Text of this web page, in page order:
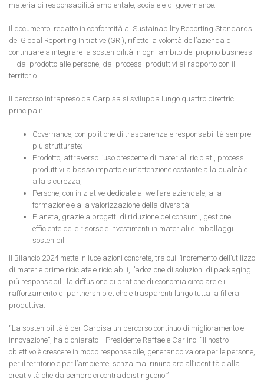
materia di responsabilità ambientale, sociale e di governance.
Il documento, redatto in conformità ai Sustainability Reporting Standards
del Global Reporting Initiative (GRI), riflette la volontà dell’azienda di
continuare a integrare la sostenibilità in ogni ambito del proprio business
— dal prodotto alle persone, dai processi produttivi al rapporto con il
territorio.
Il percorso intrapreso da Carpisa si sviluppa lungo quattro direttrici
principali:
Governance, con politiche di trasparenza e responsabilità sempre
più strutturate;
Prodotto, attraverso l’uso crescente di materiali riciclati, processi
produttivi a basso impatto e un’attenzione costante alla qualità e
alla sicurezza;
Persone, con iniziative dedicate al welfare aziendale, alla
formazione e alla valorizzazione della diversità;
Pianeta, grazie a progetti di riduzione dei consumi, gestione
efficiente delle risorse e investimenti in materiali e imballaggi
sostenibili.
Il Bilancio 2024 mette in luce azioni concrete, tra cui l’incremento dell’utilizzo
di materie prime riciclate e riciclabili, l’adozione di soluzioni di packaging
più responsabili, la diffusione di pratiche di economia circolare e il
rafforzamento di partnership etiche e trasparenti lungo tutta la filiera
produttiva.
“La sostenibilità è per Carpisa un percorso continuo di miglioramento e
innovazione”, ha dichiarato il Presidente Raffaele Carlino. “Il nostro
obiettivo è crescere in modo responsabile, generando valore per le persone,
per il territorio e per l’ambiente, senza mai rinunciare all’identità e alla
creatività che da sempre ci contraddistinguono.”